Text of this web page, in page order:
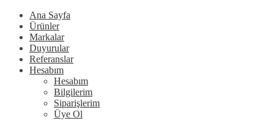
Ana Sayfa
Ürünler
Markalar
Duyurular
Referanslar
Hesabım
Hesabım
Bilgilerim
Siparişlerim
Üye Ol